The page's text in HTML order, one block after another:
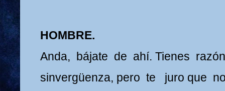
HOMBRE.
Anda, bájate de ahí. Tienes
sinvergüenza, pero te juro que